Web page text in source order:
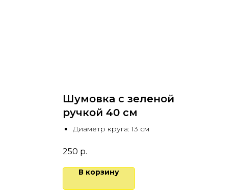
Шумовка с зеленой
ручкой 40 см
Диаметр круга: 13 см
250 р.
В корзину